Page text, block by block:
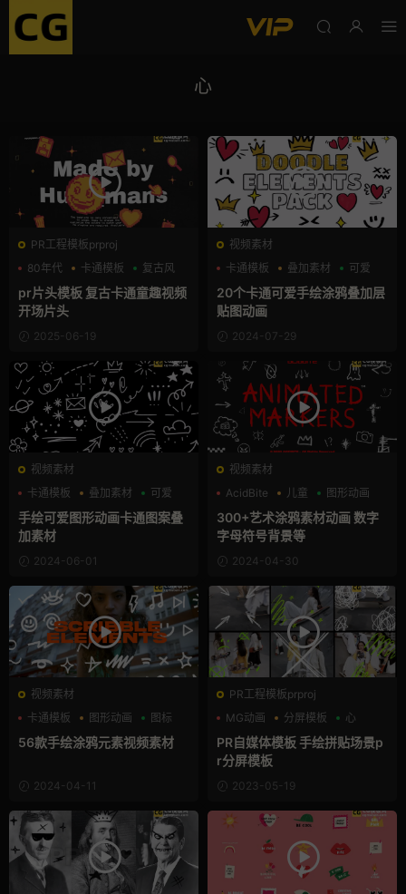
心
PR工程模板prproj
80年代
卡通模板 复古风
pr片头模板 复古卡通童趣视频
开场片头
2025-06-19
视频素材
卡通模板
叠加素材 可爱
20个卡通可爱手绘涂鸦叠加层
贴图动画
2024-07-29
视频素材
卡通模板
叠加素材 可爱
手绘可爱图形动画卡通图案叠
加素材
2024-06-01
视频素材
AcidBite
儿童 图形动画
300+艺术涂鸦素材动画 数字
字母符号背景等
2024-04-30
视频素材
卡通模板
图形动画 图标
56款手绘涂鸦元素视频素材
2024-04-11
PR工程模板prproj
MG动画
分屏模板 心
PR自媒体模板 手绘拼贴场景p
r分屏模板
2023-05-19